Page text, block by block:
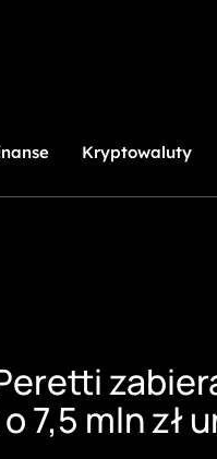
Kryptowaluty
7,5 mln zł